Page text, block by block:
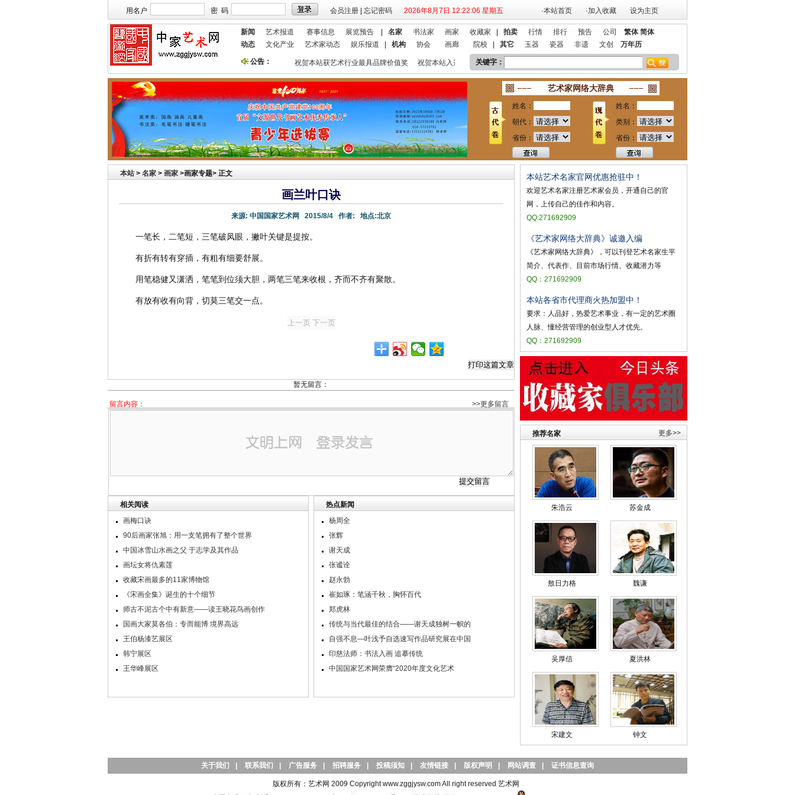
用名户 密 码 会员注册 忘记密码 2026年8月7日 12:22:06 星期五 ·本站首页 ·加入收藏 设为主页
新闻 艺术报道 赛事信息 展览预告 名家 书法家 画家 收藏家 拍卖 行情 排行 预告 公司 繁体 简体
动态
文化产业 艺术家动态 娱乐报道 机构 协会 画廊 院校 其它 玉器 瓷器 非遗 文创 万年历
公告：
本站欢迎艺术家宣传投放！ 祝贺本站获艺术行业最具品牌价值奖 祝贺本站入选 2018艺术行业百强 祝贺本站获艺术行业最具品牌价值奖
关键字：
艺术家网络大辞典
姓名：
朝代：
省份：
姓名：
类别：
省份：
本站 > 名家 > 画家 >画家专题> 正文
画兰叶口诀
来源: 中国国家艺术网 2015/8/4 作者: 地点:北京
一笔长，二笔短，三笔破凤眼，撇叶关键是提按。
有折有转有穿插，有粗有细要舒展。
用笔稳健又潇洒，笔笔到位须大胆，两笔三笔来收根，齐而不齐有聚散。
有放有收有向背，切莫三笔交一点。
暂无留言：
留言内容： >>更多留言
相关阅读
画梅口诀
90后画家张旭：用一支笔拥有了整个世界
中国冰雪山水画之父 于志学及其作品
画坛女将仇素莲
收藏宋画最多的11家博物馆
《宋画全集》诞生的十个细节
师古不泥古个中有新意——读王晓花鸟画创作
国画大家莫各伯：专而能博 境界高远
王伯杨漆艺展区
韩宁展区
王华峰展区
热点新闻
杨周全
张辉
谢天成
张谧诠
赵永勃
崔如琢：笔涵千秋，胸怀百代
郑虎林
传统与当代最佳的结合——谢天成独树一帜的
自强不息—叶浅予自选速写作品研究展在中国
印慈法师：书法入画 追摹传统
中国国家艺术网荣膺“2020年度文化艺术
本站艺术名家官网优惠抢驻中！
欢迎艺术名家注册艺术家会员，开通自己的官
网，上传自己的佳作和内容。
QQ:271692909
《艺术家网络大辞典》诚邀入编
《艺术家网络大辞典》，可以刊登艺术名家生平
简介、代表作、目前市场行情、收藏潜力等
QQ：271692909
本站各省市代理商火热加盟中！
要求：人品好，热爱艺术事业，有一定的艺术圈
人脉、懂经营管理的创业型人才优先。
QQ：271692909
推荐名家 更多>>
朱浩云 苏金成
敖日力格 魏谦
吴厚信 夏洪林
宋建文 钟文
关于我们 联系我们 广告服务 招聘服务 投稿须知 友情链接 版权声明 网站调查 证书信息查询
版权所有：艺术网 2009 Copyright www.zggjysw.com All right reserved 艺术网